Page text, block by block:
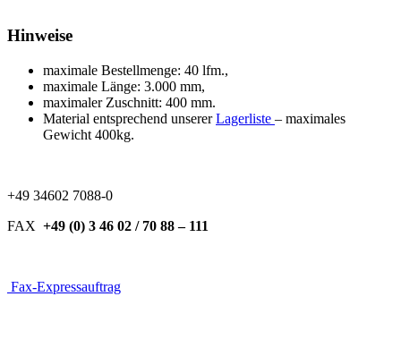
Hinweise
maximale Bestellmenge: 40 lfm.,
maximale Länge: 3.000 mm,
maximaler Zuschnitt: 400 mm.
Material entsprechend unsererLagerliste – maximales
Gewicht 400kg.
+49 34602 7088-0
FAX +49 (0) 3 46 02 / 70 88 – 111
Fax-Expressauftrag